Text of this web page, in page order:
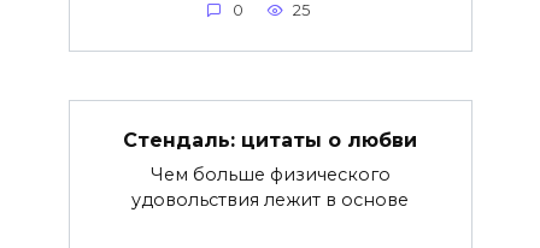
0 25
Стендаль: цитаты о любви
Чем больше физического
удовольствия лежит в основе